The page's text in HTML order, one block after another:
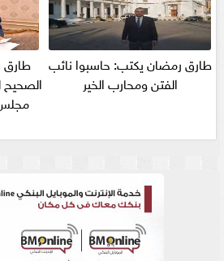
طارق رمضان يكتب: حاسبوا نائب
الفتن ومحارب الخير
مجلس